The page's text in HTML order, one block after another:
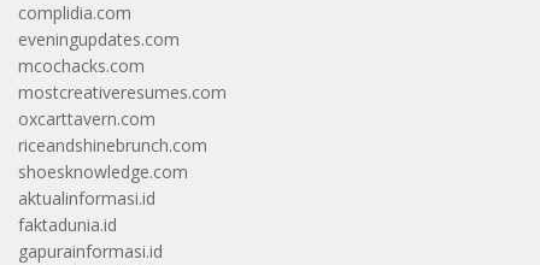
complidia.com
eveningupdates.com
mcochacks.com
mostcreativeresumes.com
oxcarttavern.com
riceandshinebrunch.com
shoesknowledge.com
aktualinformasi.id
faktadunia.id
gapurainformasi.id